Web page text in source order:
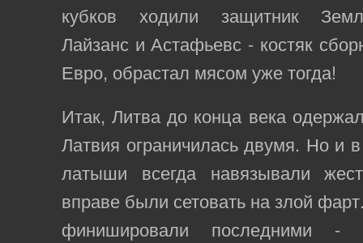
кубков ходили защитник
Лайзанс и Астафьевс - костяк
Евро, обрастал мясом уже тогда!
Итак, Литва до конца века
Латвия ограничилась двумя. Но и
латыши всегда навязывали
вправе были сетовать на злой
финишировали последними